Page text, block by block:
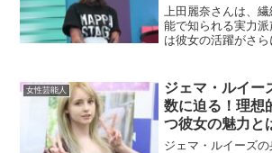
上田麗奈さんは、
能で知られる実力
は彼女の活躍がさら
めるアニメ『アオ
話題となっていま
女性芸能人
ジェマ・ルイー
数に迫る！理想
つ彼女の魅力と
ジェマ・ルイーズ